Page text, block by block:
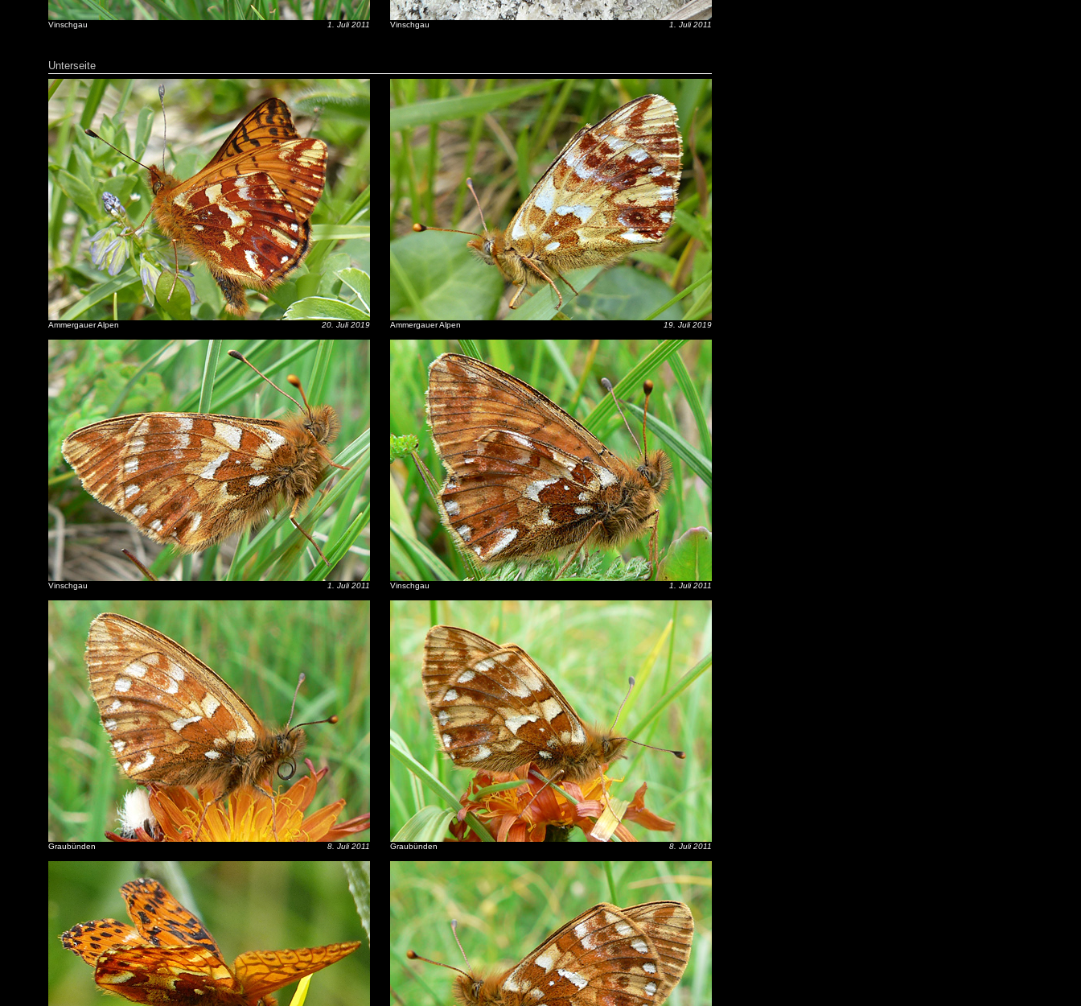
Vinschgau 1. Juli 2011 Vinschgau 1. Juli 2011
Unterseite
Ammergauer Alpen 20. Juli 2019
Vinschgau 1. Juli 2011
Graubünden 8. Juli 2011
Ammergauer Alpen 19. Juli 2019
Vinschgau 1. Juli 2011
Graubünden 8. Juli 2011